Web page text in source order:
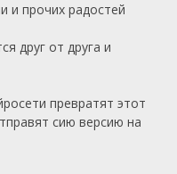
и прочих радостей
друг от друга и
превратят этот
сию версию на